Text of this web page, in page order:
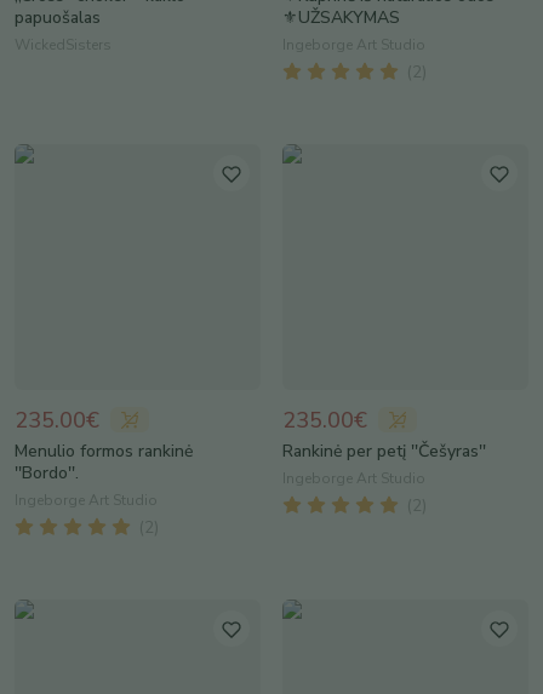
papuošalas
WickedSisters
⚜UŽSAKYMAS
Ingeborge Art Studio
( 2
235.00€
Menulio formos rankinė
''Bordo''.
Ingeborge Art Studio
( 2
235.00€
Rankinė per petį ''Češyras''
Ingeborge Art Studio
( 2